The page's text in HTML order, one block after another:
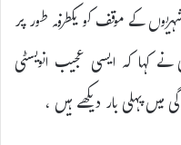
کے موقف کو یکطرفہ طور پر
کہا کہ ایسی عجیب انویسٹی
میں پہلی بار دیکھے ہیں ،